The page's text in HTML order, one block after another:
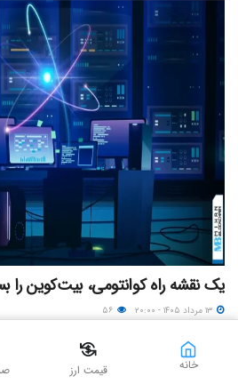
یک نقشه راه کوانتومی، بیت‌کوین را
خانه قیمت ارز